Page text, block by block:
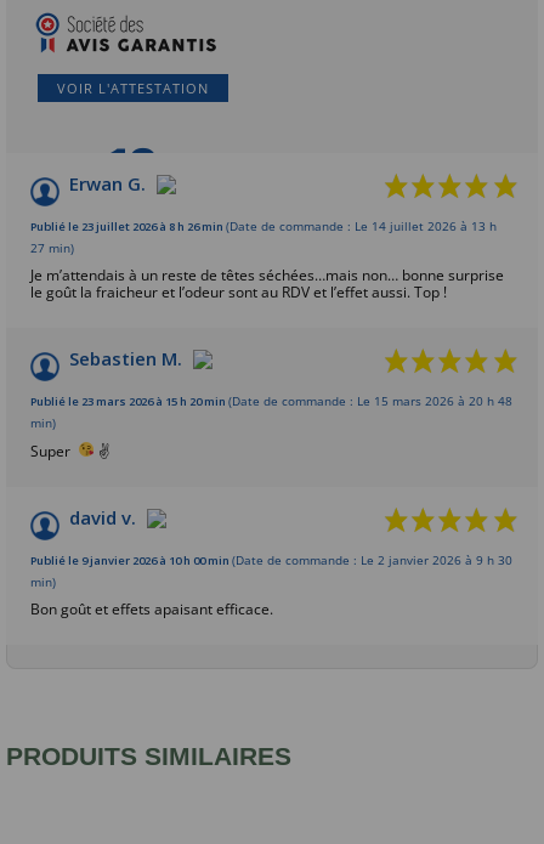
VOIR L'ATTESTATION
10/10
Basé sur 3 avis
Erwan G.
Publié le 23 juillet 2026 à 8 h 26 min (Date de commande : Le 14 juillet 2026 à 13 h
27 min)
Je m’attendais à un reste de têtes séchées…mais non… bonne surprise
le goût la fraicheur et l’odeur sont au RDV et l’effet aussi. Top !
Sebastien M.
Publié le 23 mars 2026 à 15 h 20 min (Date de commande : Le 15 mars 2026 à 20 h 48
min)
Super ✌
david v.
Publié le 9 janvier 2026 à 10 h 00 min (Date de commande : Le 2 janvier 2026 à 9 h 30
min)
Bon goût et effets apaisant efficace.
PRODUITS SIMILAIRES